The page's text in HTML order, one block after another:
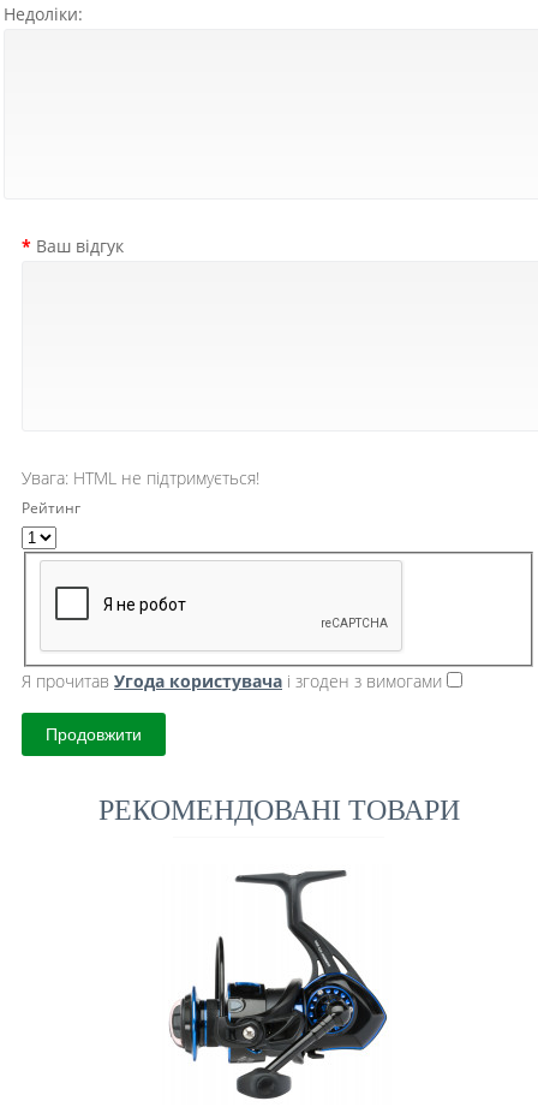
Недоліки:
Ваш відгук
Увага: HTML не підтримується!
Рейтинг
Я прочитав Угода користувача і згоден з вимогами
Продовжити
РЕКОМЕНДОВАНІ ТОВАРИ